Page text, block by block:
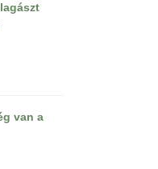
van a